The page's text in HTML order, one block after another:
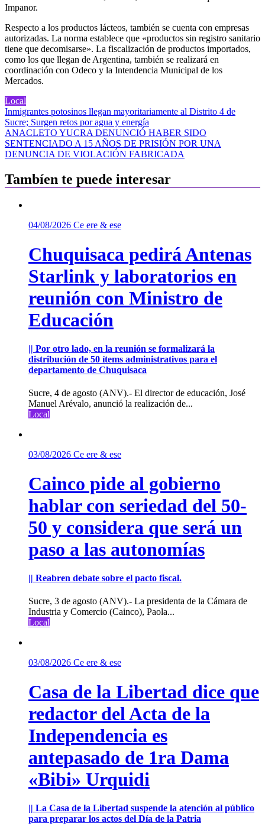
Impanor.
Respecto a los productos lácteos, también se cuenta con empresas
autorizadas. La norma establece que «productos sin registro sanitario
tiene que decomisarse». La fiscalización de productos importados,
como los que llegan de Argentina, también se realizará en
coordinación con Odeco y la Intendencia Municipal de los
Mercados.
Local
Navegación
de
entradas
Inmigrantes potosinos llegan mayoritariamente al Distrito 4 de
Sucre; Surgen retos por agua y energía
ANACLETO YUCRA DENUNCIÓ HABER SIDO
SENTENCIADO A 15 AÑOS DE PRISIÓN POR UNA
DENUNCIA DE VIOLACIÓN FABRICADA
Tambíen te puede interesar
04/08/2026 Ce ere & ese
Chuquisaca pedirá Antenas
Starlink y laboratorios en
reunión con Ministro de
Educación
|| Por otro lado, en la reunión se formalizará la
distribución de 50 ítems administrativos para el
departamento de Chuquisaca
Sucre, 4 de agosto (ANV).- El director de educación, José
Manuel Arévalo, anunció la realización de...
Local
03/08/2026 Ce ere & ese
Cainco pide al gobierno
hablar con seriedad del 50-
50 y considera que será un
paso a las autonomías
|| Reabren debate sobre el pacto fiscal.
Sucre, 3 de agosto (ANV).- La presidenta de la Cámara de
Industria y Comercio (Cainco), Paola...
Local
03/08/2026 Ce ere & ese
Casa de la Libertad dice que
redactor del Acta de la
Independencia es
antepasado de 1ra Dama
«Bibi» Urquidi
|| La Casa de la Libertad suspende la atención al público
para preparar los actos del Día de la Patria